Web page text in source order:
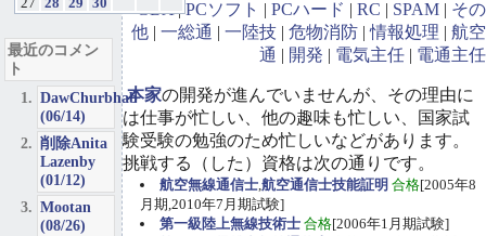
GBA|PCソフト | PCハード | RC | SPAM | その
他 | 一総通 | 一陸技 | 危物消防 |情報処理 | 航空
通 | 開発 | 電気主任 | 電通主任
本家の開発が進んでいませんが、その理由に
は仕事が忙しい、他の趣味も忙しい、国家試
験受験の勉強のため忙しいなどがあります。
挑戦する（した）資格は次の通りです。
航空無線通信士,航空通信士技能証明 合格[2005年8
月期,2010年7月期試験]
第一級陸上無線技術士 合格[2006年1月期試験]
27
28 29 30
最近のコメン
ト
DawChurbhab
(06/14)
削除Anita
Lazenby
(01/12)
Mootan
(08/26)